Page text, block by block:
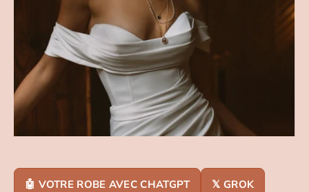
🤖 VOTRE ROBE AVEC CHATGPT 𝕏 GROK